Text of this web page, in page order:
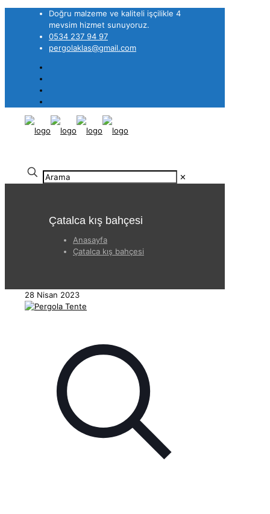
Doğru malzeme ve kaliteli işçilikle 4
mevsim hizmet sunuyoruz.
0534 237 94 97
pergolaklas@gmail.com
✕
Çatalca kış bahçesi
Anasayfa
Çatalca kış bahçesi
28 Nisan 2023